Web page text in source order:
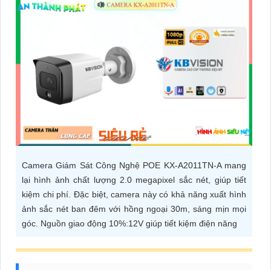
ĐẶT
CAMERA
TƯ
DỊCH
VỤ
Camera Giám Sát Công Nghệ POE KX-A2011TN-A mang
lại hình ảnh chất lượng 2.0 megapixel sắc nét, giúp tiết
kiệm chi phí. Đặc biệt, camera này có khả năng xuất hình
ảnh sắc nét ban đêm với hồng ngoại 30m, sáng mịn mọi
góc. Nguồn giao động 10%:12V giúp tiết kiệm điện năng